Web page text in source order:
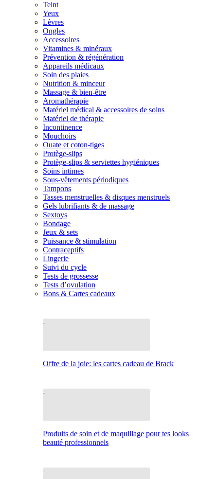
Teint
Yeux
Lèvres
Ongles
Accessoires
Vitamines & minéraux
Prévention & régénération
Appareils médicaux
Soin des plaies
Nutrition & minceur
Massage & bien-être
Aromathérapie
Matériel médical & accessoires de soins
Matériel de thérapie
Incontinence
Mouchoirs
Ouate et coton-tiges
Protège-slips
Protège-slips & serviettes hygiéniques
Soins intimes
Sous-vêtements périodiques
Tampons
Tasses menstruelles & disques menstruels
Gels lubrifiants & de massage
Sextoys
Bondage
Jeux & sets
Puissance & stimulation
Contraceptifs
Lingerie
Suivi du cycle
Tests de grossesse
Tests d’ovulation
Bons & Cartes cadeaux
Offre de la joie: les cartes cadeau de Brack
Produits de soin et de maquillage pour tes looks
beauté professionnels